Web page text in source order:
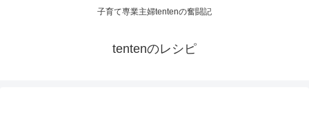
子育て専業主婦tentenの奮闘記
tentenのレシピ